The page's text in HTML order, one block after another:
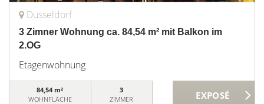
Düsseldorf
3 Zimner Wohnung ca. 84,54 m² mit Balkon im
2.OG
Etagenwohnung
84,54 m²
WOHNFLÄCHE
3
ZIMMER